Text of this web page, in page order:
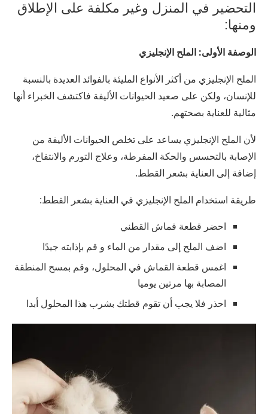
التحضير في المنزل وغير مكلفة على الإطلاق
ومنها:
الوصفة الأولى: الملح الإنجليزي
الملح الإنجليزي من أكثر الأنواع المليئة بالفوائد العديدة بالنسبة
للإنسان، ولكن على صعيد الحيوانات الأليفة فاكتشف الخبراء أنها
مثالية للعناية بصحتهم.
لأن الملح الإنجليزي يساعد على تخلص الحيوانات الأليفة من
الإصابة بالتحسس والحكة المفرطة، وعلاج التورم والانتفاخ،
إضافة إلى العناية بشعر القطط.
طريقة استخدام الملح الإنجليزي في العناية بشعر القطط:
احضر قطعة قماش القطني
اضف الملح إلى مقدار من الماء و قم بإذابته جيدًا
اغمس قطعة القماش في المحلول، وقم بمسح المنطقة
المصابة بها مرتين يوميا
احذر فلا يجب أن تقوم قطتك بشرب هذا المحلول أبدا